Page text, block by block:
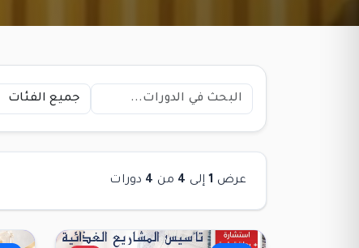
عرض 1إلى 4 من 4 دورات